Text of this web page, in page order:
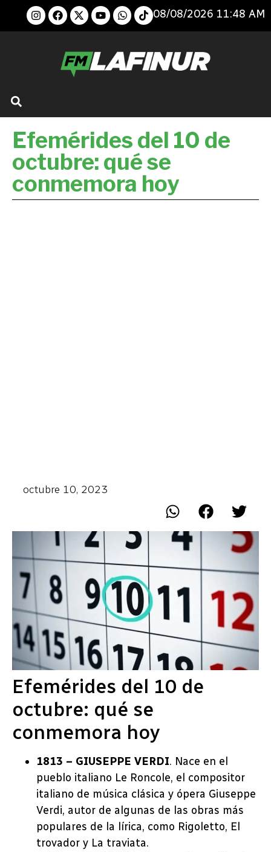
08/08/2026 11:48 AM
Efemérides del 10 de
octubre: qué se
conmemora hoy
octubre 10, 2023
Efemérides del 10 de
octubre: qué se
conmemora hoy
1813 – GIUSEPPE VERDI. Nace en el
pueblo italiano Le Roncole, el compositor
italiano de música clásica y ópera Giuseppe
Verdi, autor de algunas de las obras más
populares de la lírica, como Rigoletto, El
trovador y La traviata.